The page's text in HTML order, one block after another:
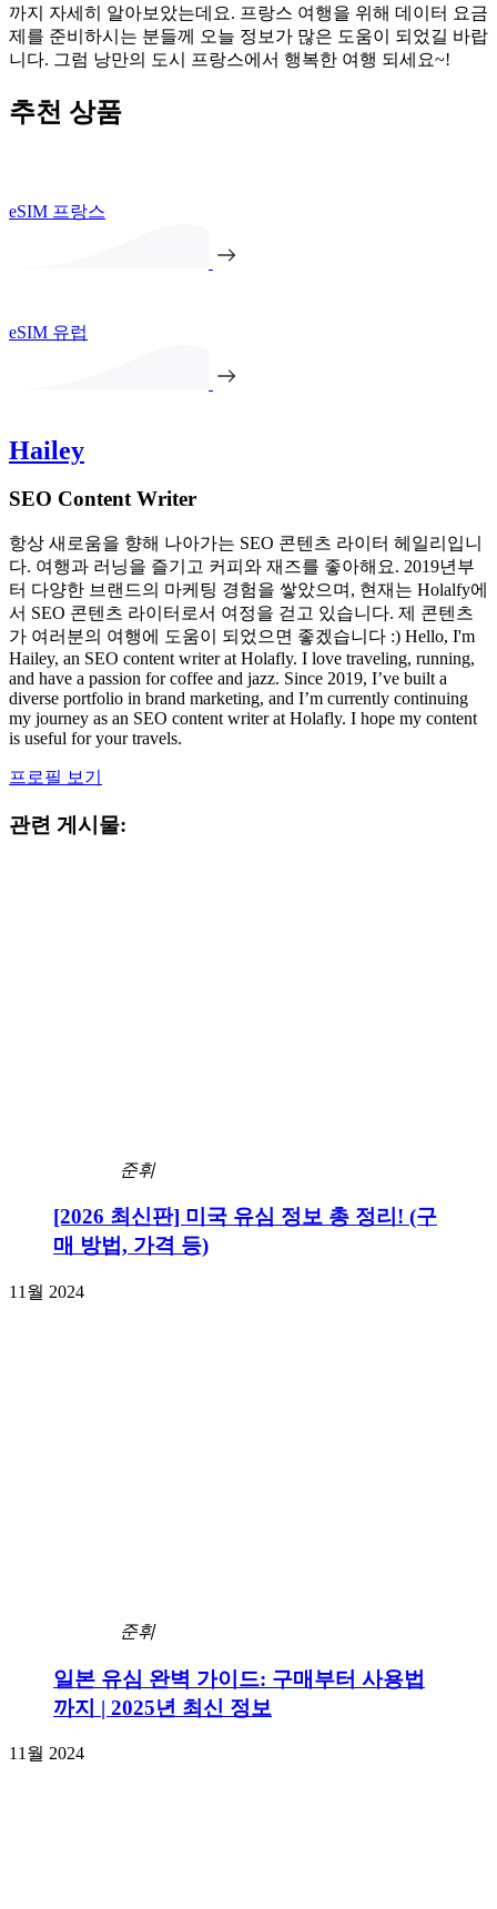
까지 자세히 알아보았는데요. 프랑스 여행을 위해 데이터 요금
제를 준비하시는 분들께 오늘 정보가 많은 도움이 되었길 바랍
니다. 그럼 낭만의 도시 프랑스에서 행복한 여행 되세요~!
추천 상품
eSIM 프랑스
eSIM 유럽
Hailey
SEO Content Writer
항상 새로움을 향해 나아가는 SEO 콘텐츠 라이터 헤일리입니
다. 여행과 러닝을 즐기고 커피와 재즈를 좋아해요. 2019년부
터 다양한 브랜드의 마케팅 경험을 쌓았으며, 현재는 Holalfy에
서 SEO 콘텐츠 라이터로서 여정을 걷고 있습니다. 제 콘텐츠
가 여러분의 여행에 도움이 되었으면 좋겠습니다 :) Hello, I'm
Hailey, an SEO content writer at Holafly. I love traveling, running,
and have a passion for coffee and jazz. Since 2019, I’ve built a
diverse portfolio in brand marketing, and I’m currently continuing
my journey as an SEO content writer at Holafly. I hope my content
is useful for your travels.
프로필 보기
관련 게시물:
준휘
[2026 최신판] 미국 유심 정보 총 정리! (구
매 방법, 가격 등)
11월 2024
준휘
일본 유심 완벽 가이드: 구매부터 사용법
까지 | 2025년 최신 정보
11월 2024